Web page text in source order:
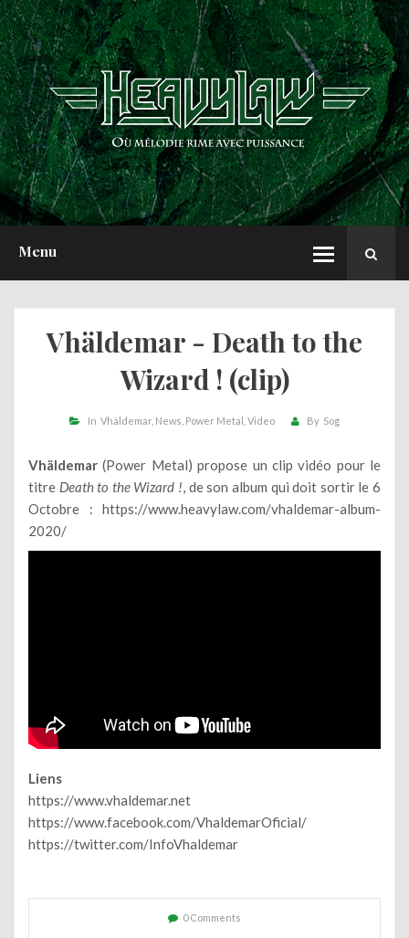
Menu
ACCUEIL
NEWS
CHRONIQUES
INTERVIEWS
REPORTS
A PROPOS
Vhäldemar - Death to the
Wizard ! (clip)
In Vhäldemar News Power Metal Video By Sog
Vhäldemar (Power Metal) propose un clip vidéo pour le
titre Death to the Wizard !, de son album qui doit sortir le 6
Octobre : https://www.heavylaw.com/vhaldemar-album-
2020/
Liens
https://www.vhaldemar.net
https://www.facebook.com/VhaldemarOficial/
https://twitter.com/InfoVhaldemar
0 Comments